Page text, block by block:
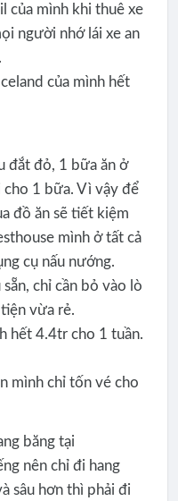
của mình khi thuê xe
người nhớ lái xe an
của mình hết
đắt đỏ, 1 bữa ăn ở
1 bữa. Vì vậy để
đồ ăn sẽ tiết kiệm
mình ở tất cả
cụ nấu nướng.
chỉ cần bỏ vào lò
vừa rẻ.
hết 4.4tr cho 1 tuần.
mình chỉ tốn vé cho
băng tại
nên chỉ đi hang
sâu hơn thì phải đi